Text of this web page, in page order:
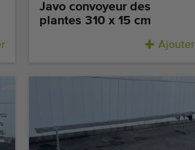
Javo convoyeur des
plantes 310 x 15 cm
Ajouter